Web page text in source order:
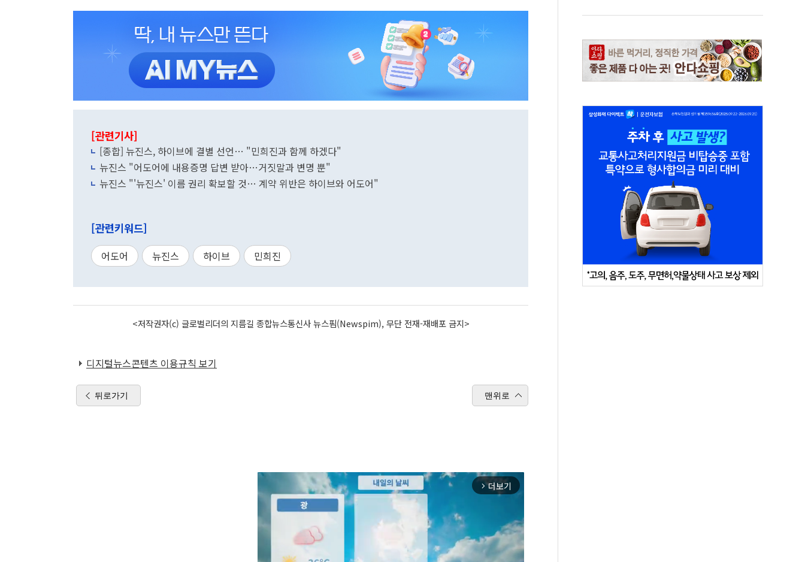
[관련기사]
[종합] 뉴진스, 하이브에 결별 선언… "민희진과 함께 하겠다"
뉴진스 "어도어에 내용증명 답변 받아…거짓말과 변명 뿐"
뉴진스 "'뉴진스' 이름 권리 확보할 것… 계약 위반은 하이브와 어도어"
[관련키워드]
어도어 뉴진스 하이브 민희진
<저작권자(c) 글로벌리더의 지름길 종합뉴스통신사 뉴스핌(Newspim), 무단 전재-재배포 금지>
디지털뉴스콘텐츠 이용규칙 보기
뒤로가기 맨위로
arrow_forward_ios 더보기